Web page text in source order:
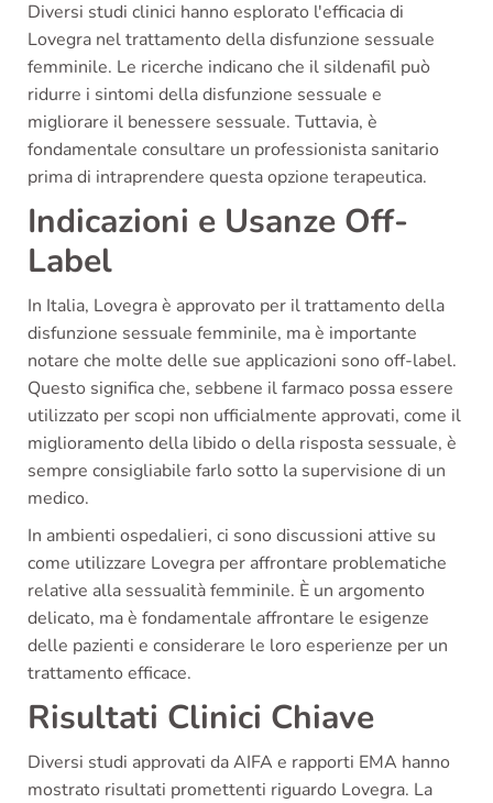
Diversi studi clinici hanno esplorato l'efficacia di
Lovegra nel trattamento della disfunzione sessuale
femminile. Le ricerche indicano che il sildenafil può
ridurre i sintomi della disfunzione sessuale e
migliorare il benessere sessuale. Tuttavia, è
fondamentale consultare un professionista sanitario
prima di intraprendere questa opzione terapeutica.
Indicazioni e Usanze Off-
Label
In Italia, Lovegra è approvato per il trattamento della
disfunzione sessuale femminile, ma è importante
notare che molte delle sue applicazioni sono off-label.
Questo significa che, sebbene il farmaco possa essere
utilizzato per scopi non ufficialmente approvati, come il
miglioramento della libido o della risposta sessuale, è
sempre consigliabile farlo sotto la supervisione di un
medico.
In ambienti ospedalieri, ci sono discussioni attive su
come utilizzare Lovegra per affrontare problematiche
relative alla sessualità femminile. È un argomento
delicato, ma è fondamentale affrontare le esigenze
delle pazienti e considerare le loro esperienze per un
trattamento efficace.
Risultati Clinici Chiave
Diversi studi approvati da AIFA e rapporti EMA hanno
mostrato risultati promettenti riguardo Lovegra. La